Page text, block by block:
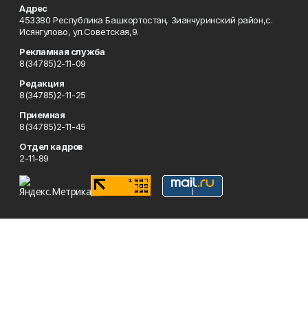
Адрес
453380 Республика Башкортостан, Зианчуринский район,с.
Исянгулово, ул.Советская,9.
Рекламная служба
8(34785)2-11-09
Редакция
8(34785)2-11-25
Приемная
8(34785)2-11-45
Отдел кадров
2-11-89